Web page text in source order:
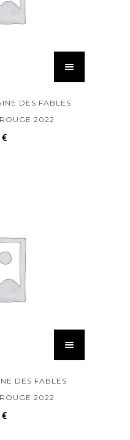
DES FABLES
2022
€
DES FABLES
2022
€